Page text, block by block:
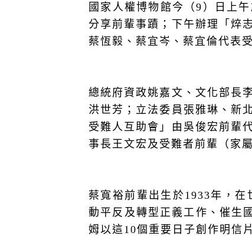
國家人權博物館今（9 ）日上
分享前輩事蹟；下午辦理「焠
蔡恆毅、蔡宜岑、蔡宜倫代表受
總統府資政姚嘉文、文化部長
洪世芳；立法委員張雅琳、新
受難人互助會」由吳俊宏前輩
事長王文宏及受難者前輩（家
蔡寬裕前輩出生於1933年，在
動平反及轉型正義工作、催生
姆以這10個重要日子創作明信